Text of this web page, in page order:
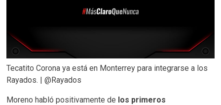
Tecatito Corona ya está en Monterrey para integrarse a los
Rayados. | @Rayados
Moreno habló positivamente de los primeros